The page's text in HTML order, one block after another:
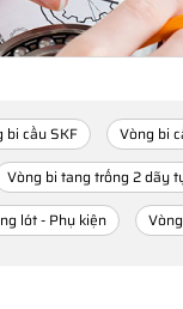
bi cầu SKF Vòng bi
Vòng bi tang trống 2 dãy
lót - Phụ kiện